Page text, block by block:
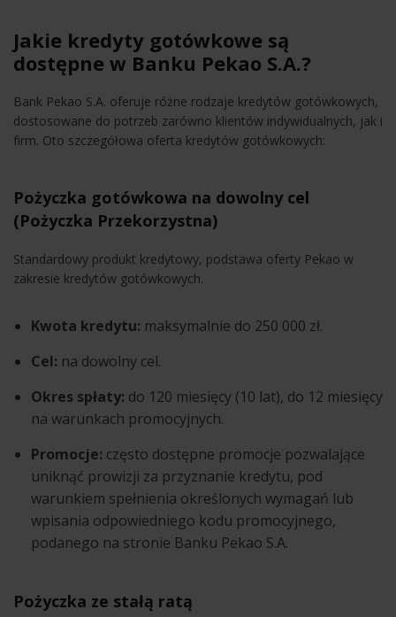
Jakie kredyty gotówkowe są
dostępne w Banku Pekao S.A.?
Bank Pekao S.A. oferuje różne rodzaje kredytów gotówkowych,
dostosowane do potrzeb zarówno klientów indywidualnych, jak i
firm. Oto szczegółowa oferta kredytów gotówkowych:
Pożyczka gotówkowa na dowolny cel
(Pożyczka Przekorzystna)
Standardowy produkt kredytowy, podstawa oferty Pekao w
zakresie kredytów gotówkowych.
Kwota kredytu: maksymalnie do 250 000 zł.
Cel: na dowolny cel.
Okres spłaty: do 120 miesięcy (10 lat), do 12 miesięcy
na warunkach promocyjnych.
Promocje: często dostępne promocje pozwalające
uniknąć prowizji za przyznanie kredytu, pod
warunkiem spełnienia określonych wymagań lub
wpisania odpowiedniego kodu promocyjnego,
podanego na stronie Banku Pekao S.A.
Pożyczka ze stałą ratą